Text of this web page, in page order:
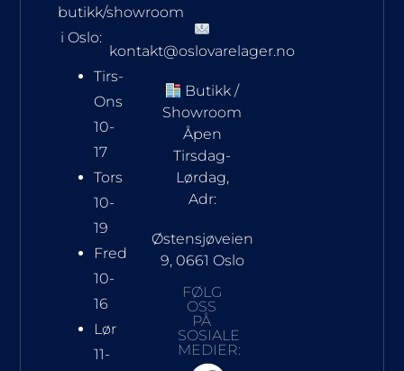
butikk/showroom
i Oslo:
Tirs-
Ons
10-
17
Tors
10-
19
Fred
10-
16
Lør
11-
kontakt@oslovarelager.no
Butikk /
Showroom
Åpen
Tirsdag-
Lørdag,
Adr:
Østensjøveien
9, 0661 Oslo
FØLG
OSS
PÅ
SOSIALE
MEDIER: